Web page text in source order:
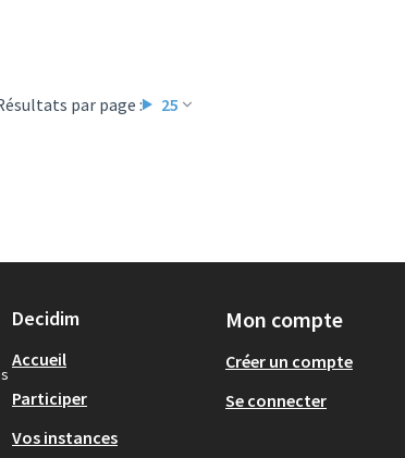
par page : 25
Decidim
Accueil
Participer
Vos instances
Mon compte
Créer un compte
Se connecter